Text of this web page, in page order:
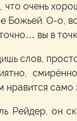
очень
Божьей. О-о,
вы в
слов,
нравится
Рейдер, он